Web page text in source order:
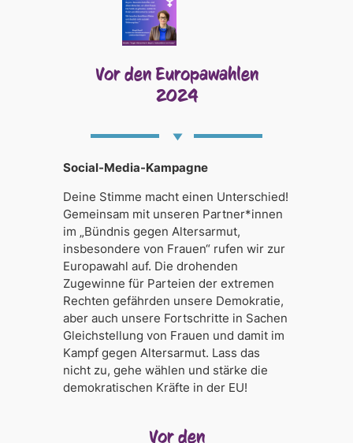
Vor den Europawahlen
2024
Social-Media-Kampagne
Deine Stimme macht einen Unterschied!
Gemeinsam mit unseren Partner*innen
im „Bündnis gegen Altersarmut,
insbesondere von Frauen“ rufen wir zur
Europawahl auf. Die drohenden
Zugewinne für Parteien der extremen
Rechten gefährden unsere Demokratie,
aber auch unsere Fortschritte in Sachen
Gleichstellung von Frauen und damit im
Kampf gegen Altersarmut. Lass das
nicht zu, gehe wählen und stärke die
demokratischen Kräfte in der EU!
Vor den